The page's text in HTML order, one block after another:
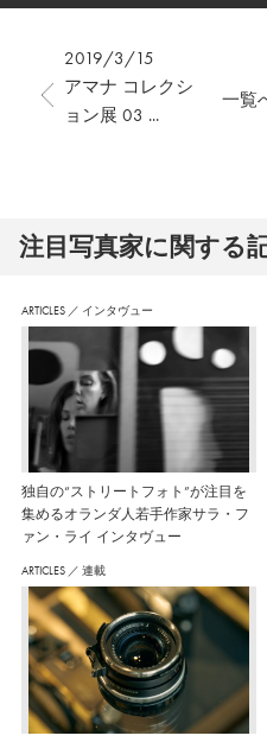
2019/3/15
アマナ コレクシ
ョン展 03 ...
一覧
注⽬写真家に関する
ARTICLES ／ インタヴュー
独自の“ストリートフォト”が注目を
集めるオランダ人若手作家サラ・フ
ァン・ライ インタヴュー
ARTICLES ／ 連載